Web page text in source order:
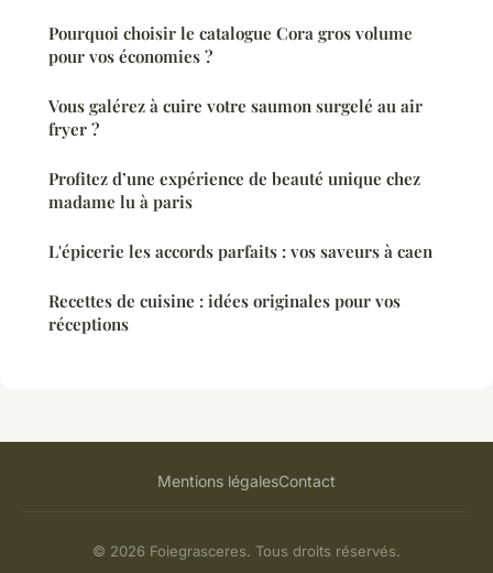
Pourquoi choisir le catalogue Cora gros volume
pour vos économies ?
Vous galérez à cuire votre saumon surgelé au air
fryer ?
Profitez d’une expérience de beauté unique chez
madame lu à paris
L'épicerie les accords parfaits : vos saveurs à caen
Recettes de cuisine : idées originales pour vos
réceptions
Mentions légalesContact
© 2026 Foiegrasceres. Tous droits réservés.